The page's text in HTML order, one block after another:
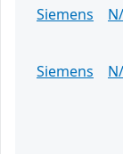
Siemens
Siemens